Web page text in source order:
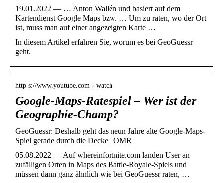
19.01.2022 — … Anton Wallén und basiert auf dem
Kartendienst Google Maps bzw. … Um zu raten, wo der Ort
ist, muss man auf einer angezeigten Karte …
In diesem Artikel erfahren Sie, worum es bei GeoGuessr
geht.
http s://www.youtube.com › watch
Google-Maps-Ratespiel – Wer ist der
Geographie-Champ?
GeoGuessr: Deshalb geht das neun Jahre alte Google-Maps-
Spiel gerade durch die Decke | OMR
05.08.2022 — Auf whereinfortnite.com landen User an
zufälligen Orten in Maps des Battle-Royale-Spiels und
müssen dann ganz ähnlich wie bei GeoGuessr raten, …